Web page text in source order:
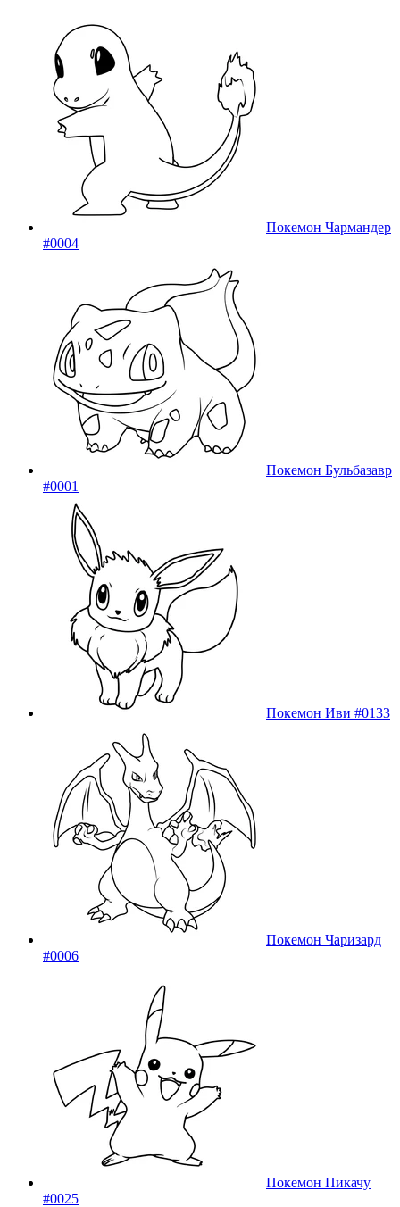
Покемон Чармандер
#0004
Покемон Бульбазавр
#0001
Покемон Иви #0133
Покемон Чаризард
#0006
Покемон Пикачу
#0025